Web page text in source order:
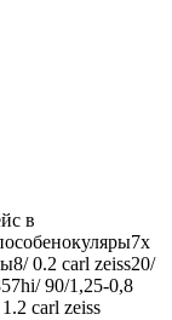
в
0.2 carl zeiss20/
90/1,25-0,8
carl zeiss